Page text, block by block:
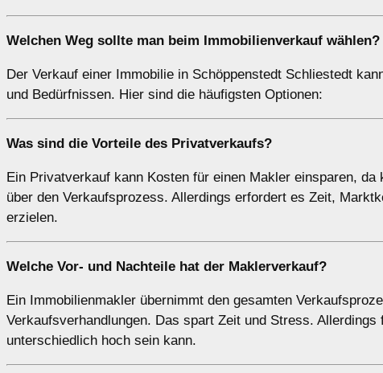
Welchen Weg sollte man beim Immobilienverkauf wählen?
Der Verkauf einer Immobilie in Schöppenstedt Schliestedt
und Bedürfnissen. Hier sind die häufigsten Optionen:
Was sind die Vorteile des Privatverkaufs?
Ein Privatverkauf kann Kosten für einen Makler einsparen,
über den Verkaufsprozess. Allerdings erfordert es Zeit,
erzielen.
Welche Vor- und Nachteile hat der Maklerverkauf?
Ein Immobilienmakler übernimmt den gesamten
Verkaufsverhandlungen. Das spart Zeit und Stress.
unterschiedlich hoch sein kann.